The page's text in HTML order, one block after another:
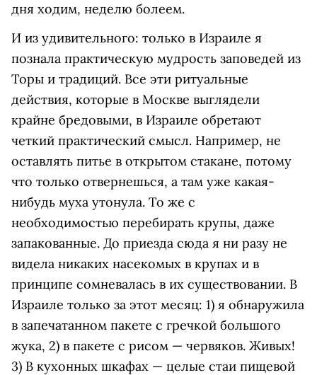
дня ходим, неделю болеем.
И из удивительного: только в Израиле я
познала практическую мудрость заповедей из
Торы и традиций. Все эти ритуальные
действия, которые в Москве выглядели
крайне бредовыми, в Израиле обретают
четкий практический смысл. Например, не
оставлять питье в открытом стакане, потому
что только отвернешься, а там уже какая-
нибудь муха утонула. То же с
необходимостью перебирать крупы, даже
запакованные. До приезда сюда я ни разу не
видела никаких насекомых в крупах и в
принципе сомневалась в их существовании. В
Израиле только за этот месяц: 1) я обнаружила
в запечатанном пакете с гречкой большого
жука, 2) в пакете с рисом — червяков. Живых!
3) В кухонных шкафах — целые стаи пищевой